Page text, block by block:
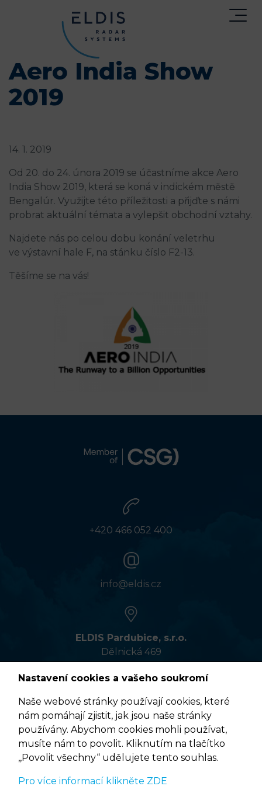
Aero India Show
2019
14. 1. 2019
Od 20. do 24. února 2019 se účastníme akce Aero
India Show 2019, která se koná v indickém městě
Bengalúr. Využijte této příležitosti a přijďte s námi
probrat aktuální témata a vylepšit obchodní vztahy.
Najdete nás po celou dobu konání veletrhu
ve výstavní hale F, na stánku číslo F2-13.
Těšíme se na vás!
+420 466 052 400
info@eldis.cz
ELDIS Pardubice, s.r.o.
Dělnická 469
533 01 Pardubice
VÍCE INFORMACÍ
Podmínky užití
Nastavení cookies a vašeho soukromí
Naše webové stránky používají cookies, které
nám pomáhají zjistit, jak jsou naše stránky
používány. Abychom cookies mohli používat,
musíte nám to povolit. Kliknutím na tlačítko
,,Povolit všechny“ udělujete tento souhlas.
Pro více informací klikněte ZDE